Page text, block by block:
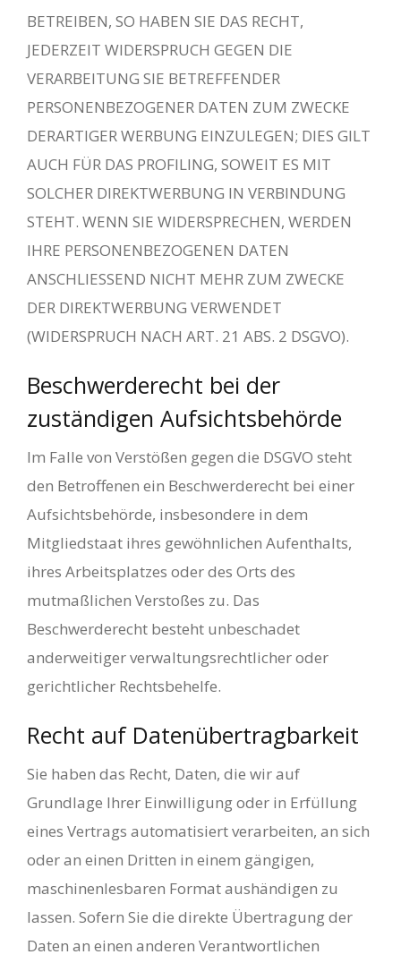
BETREIBEN, SO HABEN SIE DAS RECHT,
JEDERZEIT WIDERSPRUCH GEGEN DIE
VERARBEITUNG SIE BETREFFENDER
PERSONENBEZOGENER DATEN ZUM ZWECKE
DERARTIGER WERBUNG EINZULEGEN; DIES GILT
AUCH FÜR DAS PROFILING, SOWEIT ES MIT
SOLCHER DIREKTWERBUNG IN VERBINDUNG
STEHT. WENN SIE WIDERSPRECHEN, WERDEN
IHRE PERSONENBEZOGENEN DATEN
ANSCHLIESSEND NICHT MEHR ZUM ZWECKE
DER DIREKTWERBUNG VERWENDET
(WIDERSPRUCH NACH ART. 21 ABS. 2 DSGVO).
Beschwerde­recht bei der
zuständigen Aufsichts­behörde
Im Falle von Verstößen gegen die DSGVO steht
den Betroffenen ein Beschwerderecht bei einer
Aufsichtsbehörde, insbesondere in dem
Mitgliedstaat ihres gewöhnlichen Aufenthalts,
ihres Arbeitsplatzes oder des Orts des
mutmaßlichen Verstoßes zu. Das
Beschwerderecht besteht unbeschadet
anderweitiger verwaltungsrechtlicher oder
gerichtlicher Rechtsbehelfe.
Recht auf Daten­übertrag­barkeit
Sie haben das Recht, Daten, die wir auf
Grundlage Ihrer Einwilligung oder in Erfüllung
eines Vertrags automatisiert verarbeiten, an sich
oder an einen Dritten in einem gängigen,
maschinenlesbaren Format aushändigen zu
lassen. Sofern Sie die direkte Übertragung der
Daten an einen anderen Verantwortlichen